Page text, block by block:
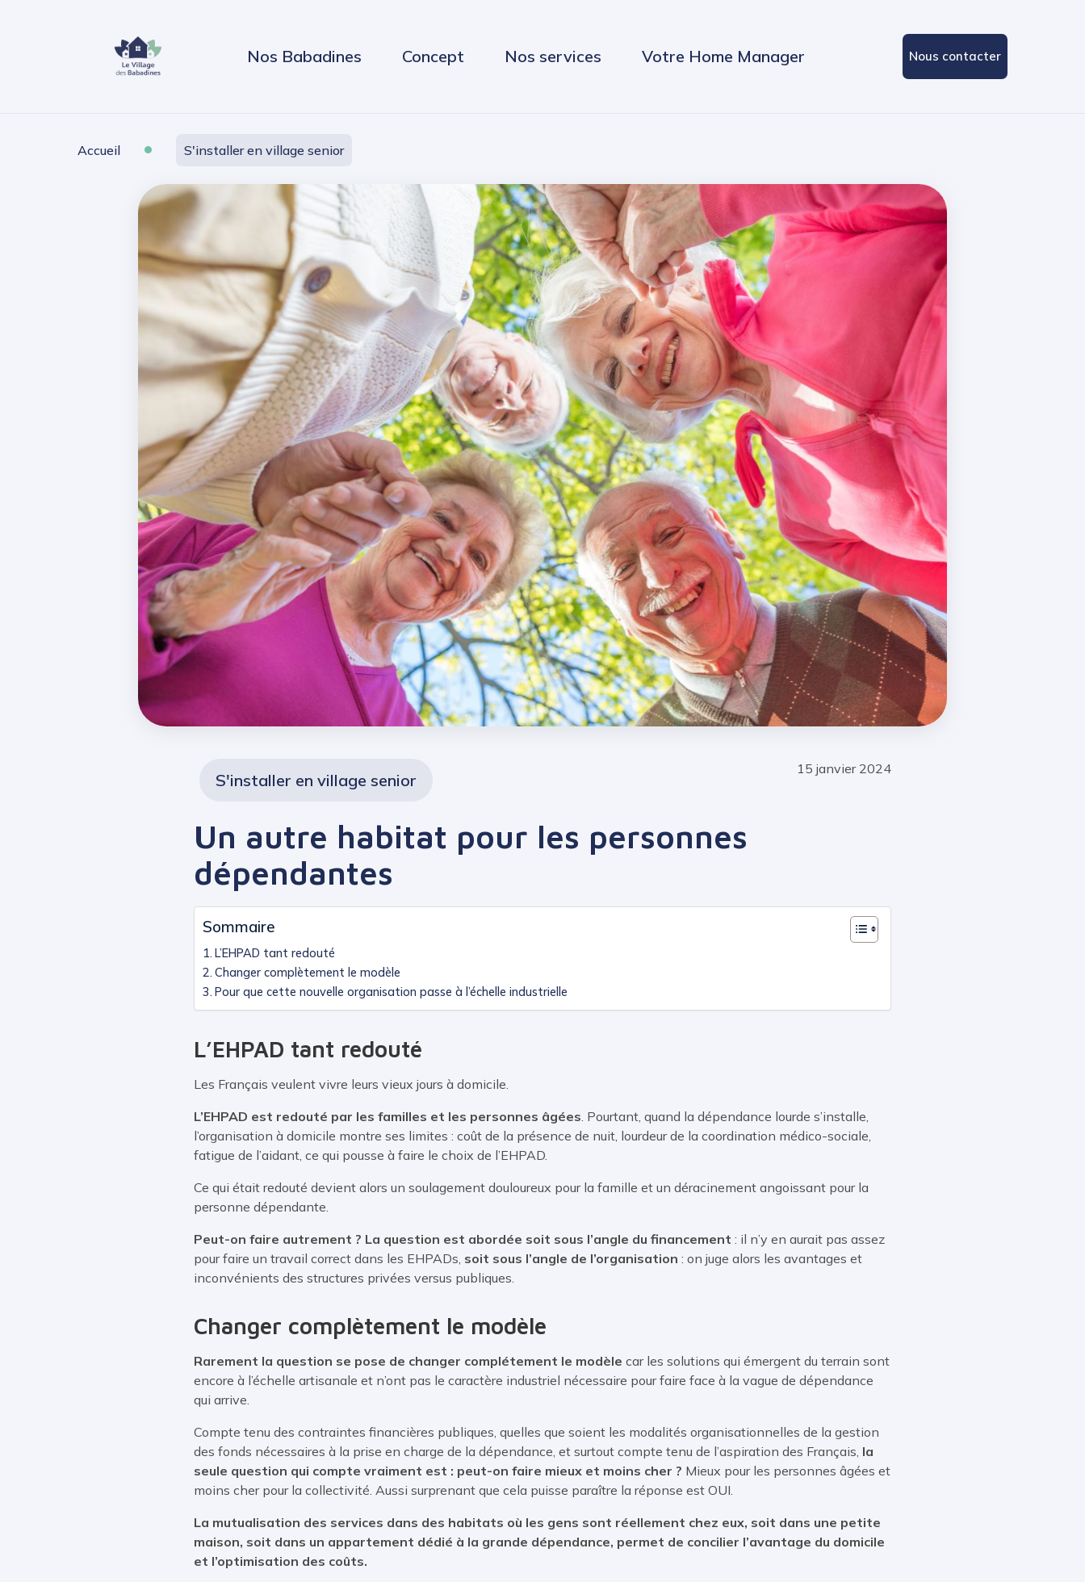
Nos Babadines Concept Nos services Votre Home Manager Nous contacter
Accueil • S'installer en village senior
S'installer en village senior
15 janvier 2024
Un autre habitat pour les personnes
dépendantes
Sommaire
L’EHPAD tant redouté
Changer complètement le modèle
Pour que cette nouvelle organisation passe à l’échelle industrielle
L’EHPAD tant redouté
Les Français veulent vivre leurs vieux jours à domicile.
L’EHPAD est redouté par les familles et les personnes âgées. Pourtant, quand la dépendance lourde s’installe,
l’organisation à domicile montre ses limites : coût de la présence de nuit, lourdeur de la coordination médico-sociale,
fatigue de l’aidant, ce qui pousse à faire le choix de l’EHPAD.
Ce qui était redouté devient alors un soulagement douloureux pour la famille et un déracinement angoissant pour la
personne dépendante.
Peut-on faire autrement ? La question est abordée soit sous l’angle du financement : il n’y en aurait pas assez
pour faire un travail correct dans les EHPADs, soit sous l’angle de l’organisation : on juge alors les avantages et
inconvénients des structures privées versus publiques.
Changer complètement le modèle
Rarement la question se pose de changer complétement le modèle car les solutions qui émergent du terrain sont
encore à l’échelle artisanale et n’ont pas le caractère industriel nécessaire pour faire face à la vague de dépendance
qui arrive.
Compte tenu des contraintes financières publiques, quelles que soient les modalités organisationnelles de la gestion
des fonds nécessaires à la prise en charge de la dépendance, et surtout compte tenu de l’aspiration des Français, la
seule question qui compte vraiment est : peut-on faire mieux et moins cher ? Mieux pour les personnes âgées et
moins cher pour la collectivité. Aussi surprenant que cela puisse paraître la réponse est OUI.
La mutualisation des services dans des habitats où les gens sont réellement chez eux, soit dans une petite
maison, soit dans un appartement dédié à la grande dépendance, permet de concilier l’avantage du domicile
et l’optimisation des coûts.